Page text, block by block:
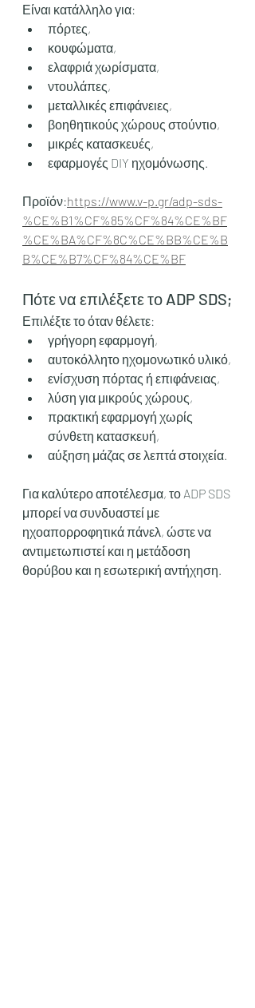
Είναι κατάλληλο για:
πόρτες,
κουφώματα,
ελαφριά χωρίσματα,
ντουλάπες,
μεταλλικές επιφάνειες,
βοηθητικούς χώρους στούντιο,
μικρές κατασκευές,
εφαρμογές DIY ηχομόνωσης.
Προϊόν:https://www.v-p.gr/adp-sds-
%CE%B1%CF%85%CF%84%CE%BF
%CE%BA%CF%8C%CE%BB%CE%B
B%CE%B7%CF%84%CE%BF
Πότε να επιλέξετε το ADP SDS;
Επιλέξτε το όταν θέλετε:
γρήγορη εφαρμογή,
αυτοκόλλητο ηχομονωτικό υλικό,
ενίσχυση πόρτας ή επιφάνειας,
λύση για μικρούς χώρους,
πρακτική εφαρμογή χωρίς
σύνθετη κατασκευή,
αύξηση μάζας σε λεπτά στοιχεία.
Για καλύτερο αποτέλεσμα, το ADP SDS
μπορεί να συνδυαστεί με
ηχοαπορροφητικά πάνελ, ώστε να
αντιμετωπιστεί και η μετάδοση
θορύβου και η εσωτερική αντήχηση.